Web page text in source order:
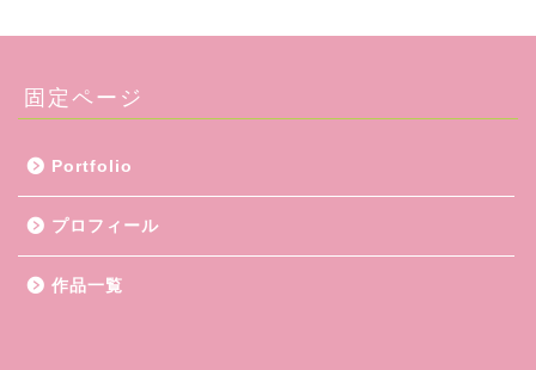
固定ページ
Portfolio
プロフィール
作品一覧